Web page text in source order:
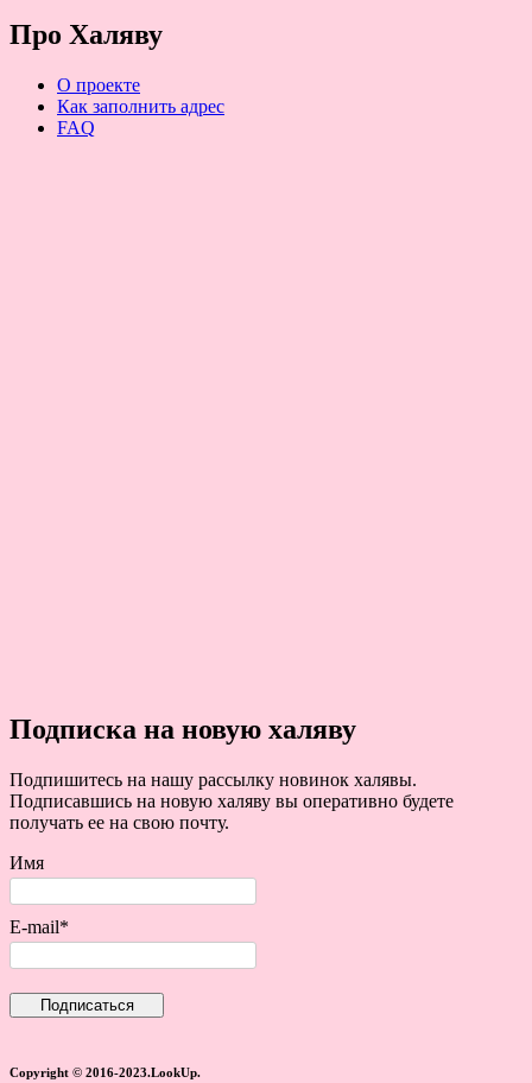
Про Халяву
О проекте
Как заполнить адрес
FAQ
Подписка на новую халяву
Подпишитесь на нашу рассылку новинок халявы.
Подписавшись на новую халяву вы оперативно будете
получать ее на свою почту.
Имя
E-mail*
Copyright © 2016-2023.LookUp.